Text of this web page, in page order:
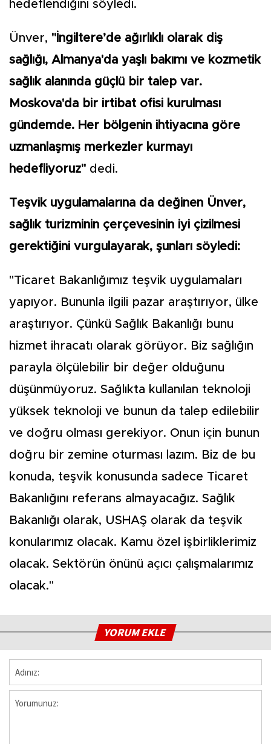
hedeflendiğini söyledi.
Ünver, "İngiltere’de ağırlıklı olarak diş
sağlığı, Almanya'da yaşlı bakımı ve kozmetik
sağlık alanında güçlü bir talep var.
Moskova'da bir irtibat ofisi kurulması
gündemde. Her bölgenin ihtiyacına göre
uzmanlaşmış merkezler kurmayı
hedefliyoruz" dedi.
Teşvik uygulamalarına da değinen Ünver,
sağlık turizminin çerçevesinin iyi çizilmesi
gerektiğini vurgulayarak, şunları söyledi:
"Ticaret Bakanlığımız teşvik uygulamaları
yapıyor. Bununla ilgili pazar araştırıyor, ülke
araştırıyor. Çünkü Sağlık Bakanlığı bunu
hizmet ihracatı olarak görüyor. Biz sağlığın
parayla ölçülebilir bir değer olduğunu
düşünmüyoruz. Sağlıkta kullanılan teknoloji
yüksek teknoloji ve bunun da talep edilebilir
ve doğru olması gerekiyor. Onun için bunun
doğru bir zemine oturması lazım. Biz de bu
konuda, teşvik konusunda sadece Ticaret
Bakanlığını referans almayacağız. Sağlık
Bakanlığı olarak, USHAŞ olarak da teşvik
konularımız olacak. Kamu özel işbirliklerimiz
olacak. Sektörün önünü açıcı çalışmalarımız
olacak."
YORUM EKLE